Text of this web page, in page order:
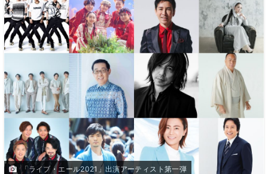
「ライブ・エール2021」出演アーティスト第一弾